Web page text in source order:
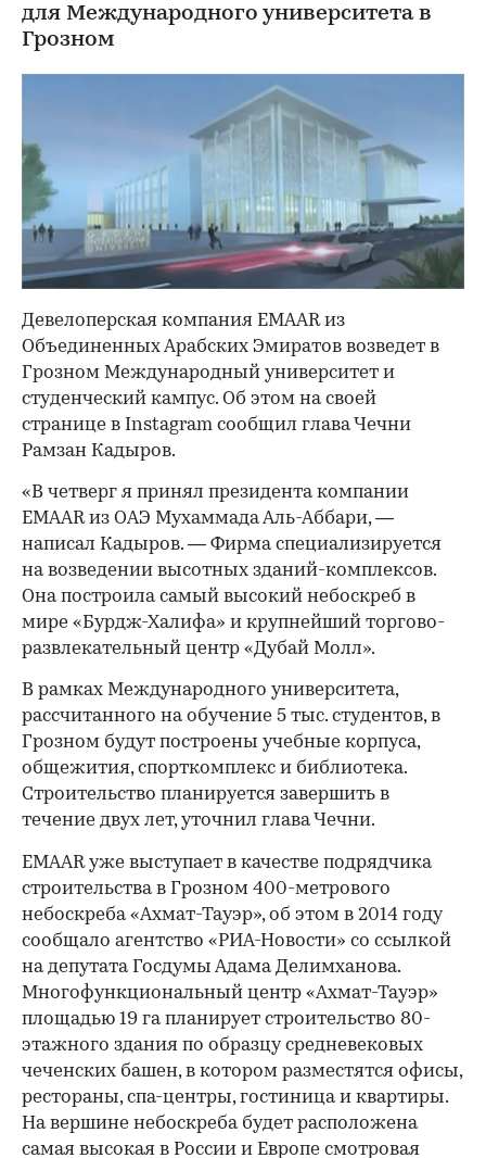
для Международного университета в
Грозном
Девелоперская компания EMAAR из
Объединенных Арабских Эмиратов возведет в
Грозном Международный университет и
студенческий кампус. Об этом на своей
странице в Instagram сообщил глава Чечни
Рамзан Кадыров.
«В четверг я принял президента компании
EMAAR из ОАЭ Мухаммада Аль-Аббари, —
написал Кадыров. — Фирма специализируется
на возведении высотных зданий-комплексов.
Она построила самый высокий небоскреб в
мире «Бурдж-Халифа» и крупнейший торгово-
развлекательный центр «Дубай Молл».
В рамках Международного университета,
рассчитанного на обучение 5 тыс. студентов, в
Грозном будут построены учебные корпуса,
общежития, спорткомплекс и библиотека.
Строительство планируется завершить в
течение двух лет, уточнил глава Чечни.
00:00 / 00:00
EMAAR уже выступает в качестве подрядчика
строительства в Грозном 400-метрового
небоскреба «Ахмат-Тауэр», об этом в 2014 году
сообщало агентство «РИА-Новости» со ссылкой
на депутата Госдумы Адама Делимханова.
Многофункциональный центр «Ахмат-Тауэр»
площадью 19 га планирует строительство 80-
этажного здания по образцу средневековых
чеченских башен, в котором разместятся офисы,
рестораны, спа-центры, гостиница и квартиры.
На вершине небоскреба будет расположена
самая высокая в России и Европе смотровая